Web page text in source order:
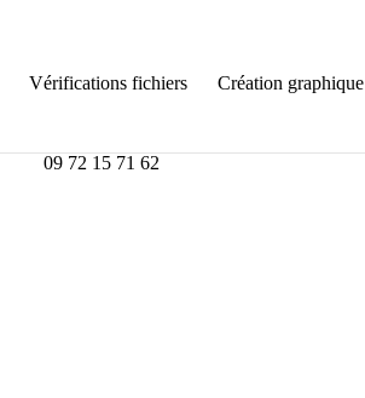
Vérifications fichiers Création graphique
09 72 15 71 62